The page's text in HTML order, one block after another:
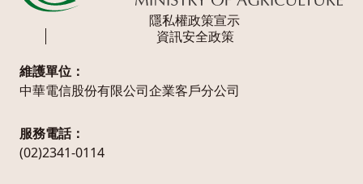
隱私權政策宣示
資訊安全政策
維護單位：
中華電信股份有限公司企業客戶分公司
服務電話：
(02)2341-0114